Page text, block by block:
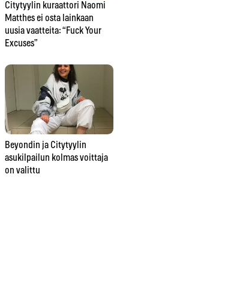
Citytyylin kuraattori Naomi
Matthes ei osta lainkaan
uusia vaatteita: “Fuck Your
Excuses”
Beyondin ja Citytyylin
asukilpailun kolmas voittaja
on valittu